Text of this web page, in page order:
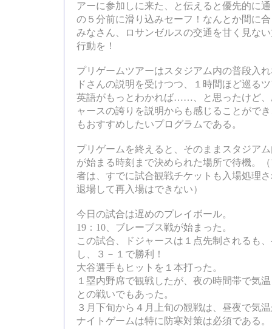
アーに参加しに来た、と伝えると優先的に
の５分前に滑り込みセーフ！なんとか間に
みなさん、ロサンゼルスの交通を甘く見な
行動を！
プリゲームツアーはスタジアム内の普段入
ドさんの説明を受けつつ、１時間ほど巡る
英語がもっとわかれば……、と思ったけど、
ャースの誇りを説明からも感じることがで
もおすすめしたいプログラムである。
プリゲームを終えると、そのままスタジア
が始まる時刻まで決められた場所で待機。
者は、すでに試合観戦チケットも入場処理
退場して再入場はできない）
今日の試合は遅めのプレイボール。
19：10、ブレーブス戦が始まった。
この試合、ドジャースは１点先制されるも
し、３－１で勝利！
大谷選手もヒットを１本打った。
１塁内野席で観戦したが、夜の時間帯で気
との戦いでもあった。
３月下旬から４月上旬の観戦は、昼夜で気
ナイトゲームは特に防寒対策は必須である。